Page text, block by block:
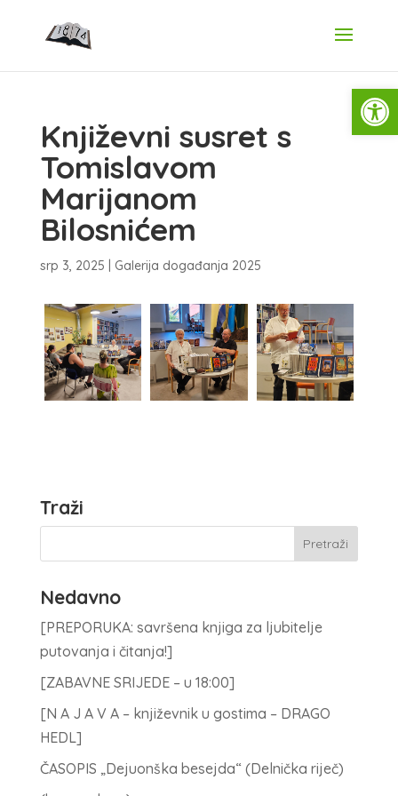
Književni susret s
Tomislavom
Marijanom
Bilosnićem
srp 3, 2025 Galerija događanja 2025
Traži
Nedavno
[PREPORUKA: savršena knjiga za ljubitelje
putovanja i čitanja!]
[ZABAVNE SRIJEDE – u 18:00]
[N A J A V A – književnik u gostima – DRAGO
HEDL]
ČASOPIS „Dejuonška besejda“ (Delnička riječ)